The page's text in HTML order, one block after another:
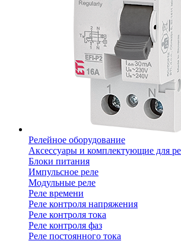
Релейное оборудование
Аксессуары и комплектующие для
Блоки питания
Импульсное реле
Модульные реле
Реле времени
Реле контроля напряжения
Реле контроля тока
Реле контроля фаз
Реле постоянного тока